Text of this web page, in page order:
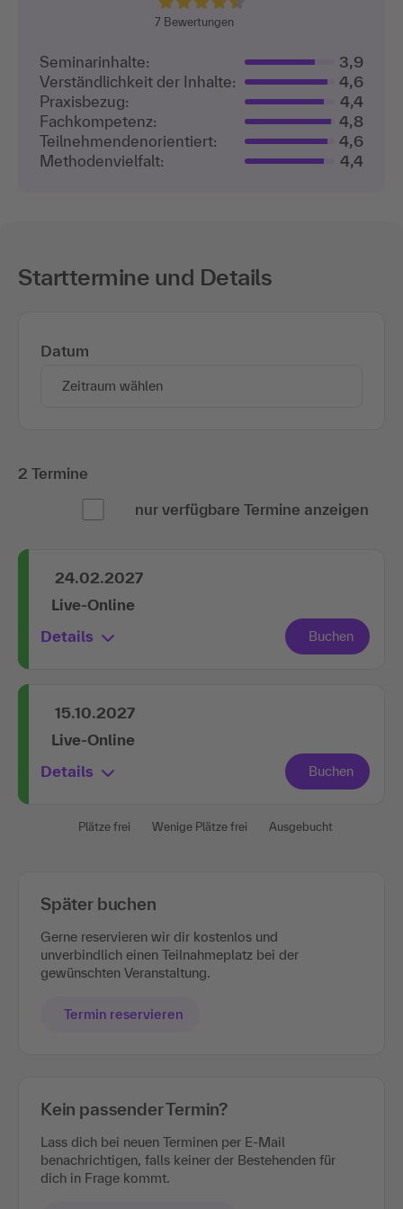
7 Bewertungen
Seminarinhalte:
3,9
Verständlichkeit der Inhalte:
4,6
Praxisbezug:
4,4
Fachkompetenz:
4,8
Teilnehmenden­orientiert:
4,6
Methodenvielfalt:
4,4
Starttermine und Details
Datum
Zeitraum wählen
2 Termine
nur verfügbare Termine anzeigen
24.02.2027
Live-Online
Details
15.10.2027
Live-Online
Details
Plätze frei Wenige Plätze frei Ausgebucht
Später buchen
Gerne reservieren wir dir kostenlos und
unverbindlich einen Teilnahmeplatz bei der
gewünschten Veranstaltung.
Termin reservieren
Kein passender Termin?
Lass dich bei neuen Terminen per E-Mail
benachrichtigen, falls keiner der Bestehenden für
dich in Frage kommt.